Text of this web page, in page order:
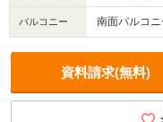
バルコニー 南面バルコニ
資料請求(無料)